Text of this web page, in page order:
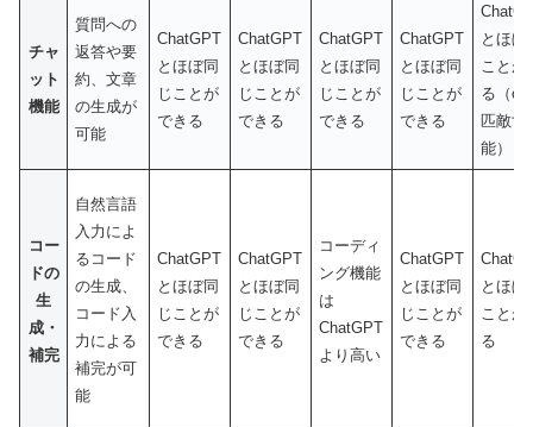
チャ
ット
機能
質問への
返答や要
約、文章
の生成が
可能
ChatGPT
とほぼ同
じことが
できる
ChatGPT
とほぼ同
じことが
できる
ChatGPT
とほぼ同
じことが
できる
ChatGPT
とほぼ同
じことが
できる
とほぼ
ことが
る（o1
匹敵す
能）
コー
ドの
生
成・
補完
自然言語
入力によ
るコード
の生成、
コード入
力による
補完が可
能
ChatGPT
とほぼ同
じことが
できる
ChatGPT
とほぼ同
じことが
できる
コーディ
ング機能
は
ChatGPT
より高い
ChatGPT
とほぼ同
じことが
できる
とほぼ
ことが
る